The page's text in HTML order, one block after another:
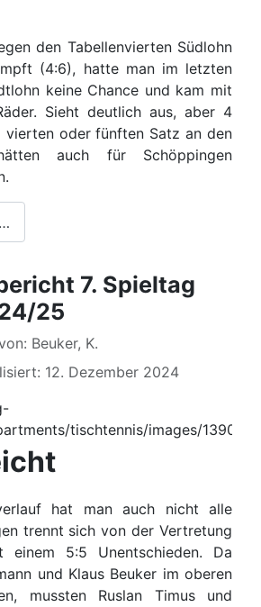
den Tabellenvierten Südlohn
(4:6), hatte man im letzten
keine Chance und kam mit
Sieht deutlich aus, aber 4
vierten oder fünften Satz an den
auch für Schöppingen
7. Spieltag
25
Beuker, K.
12. Dezember 2024
hat man auch nicht alle
trennt sich von der Vertretung
einem 5:5 Unentschieden. Da
und Klaus Beuker im oberen
mussten Ruslan Timus und